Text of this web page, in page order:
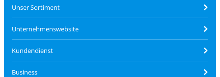
Unser Sortiment
Unternehmenswebsite
Kundendienst
Business